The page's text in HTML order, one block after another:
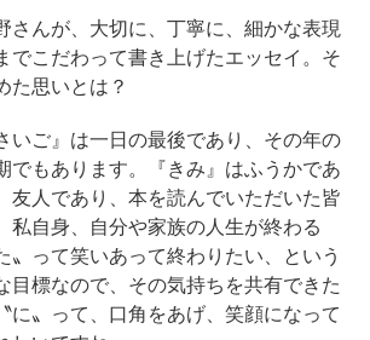
んが、大切に、丁寧に、細かな表現
でこだわって書き上げたエッセイ。そ
た思いとは？
いご』は一日の最後であり、その年の
でもあります。『きみ』はふうかであ
友人であり、本を読んでいただいた皆
私自身、自分や家族の人生が終わる
〟って笑いあって終わりたい、という
目標なので、その気持ちを共有できた
に〟って、口角をあげ、笑顔になって